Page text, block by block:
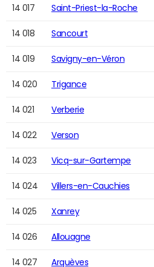
14 017 Saint-Priest-la-Roche
14 018 Sancourt
14 019 Savigny-en-Véron
14 020 Trigance
14 021 Verberie
14 022 Verson
14 023 Vicq-sur-Gartempe
14 024 Villers-en-Cauchies
14 025 Xanrey
14 026 Allouagne
14 027 Arquèves